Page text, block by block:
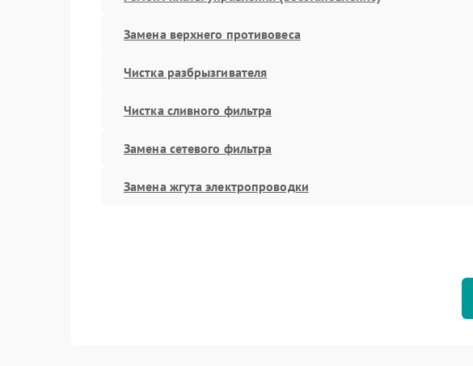
Замена верхнего противовеса
Чистка разбрызгивателя
Чистка сливного фильтра
Замена сетевого фильтра
Замена жгута электропроводки